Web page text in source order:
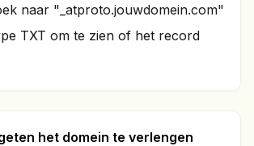
naar "_atproto.jouwdomein.com"
TXT om te zien of het record
het domein te verlengen